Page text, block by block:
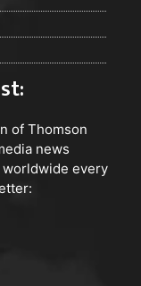
of Thomson
news
every